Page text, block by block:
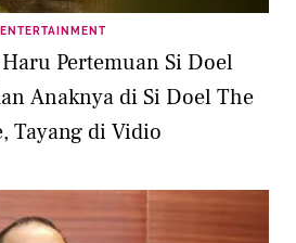
ENTERTAINMENT
Pertemuan Si Doel
Anaknya di Si Doel The
Tayang di Vidio